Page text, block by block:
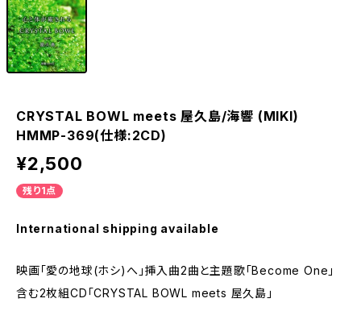
CRYSTAL BOWL meets 屋久島/海響 (MIKI)
HMMP-369(仕様:2CD)
¥2,500
残り1点
International shipping available
映画「愛の地球(ホシ)へ」挿入曲2曲と主題歌「Become One」
含む2枚組CD「CRYSTAL BOWL meets 屋久島」